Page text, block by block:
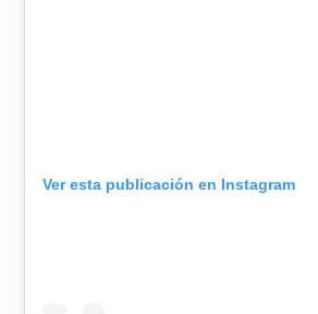
Ver esta publicación en Instagram